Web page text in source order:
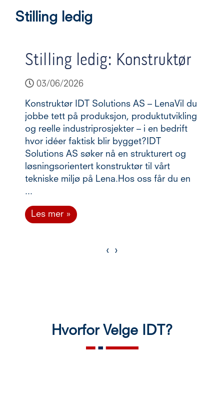
Stilling ledig
Stilling ledig: Konstruktør
03/06/2026
Konstruktør IDT Solutions AS – LenaVil du
jobbe tett på produksjon, produktutvikling
og reelle industriprosjekter – i en bedrift
hvor idéer faktisk blir bygget?IDT
Solutions AS søker nå en strukturert og
løsningsorientert konstruktør til vårt
tekniske miljø på Lena.Hos oss får du en
...
Les mer »
‹ ›
Hvorfor Velge IDT?